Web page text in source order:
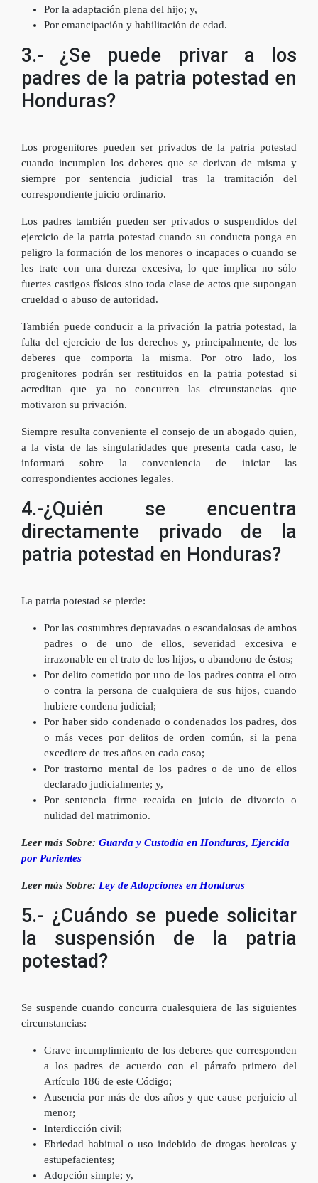
Por la adaptación plena del hijo; y,
Por emancipación y habilitación de edad.
3.- ¿Se puede privar a los
padres de la patria potestad en
Honduras?
Los progenitores pueden ser privados de la patria potestad
cuando incumplen los deberes que se derivan de misma y
siempre por sentencia judicial tras la tramitación del
correspondiente juicio ordinario.
Los padres también pueden ser privados o suspendidos del
ejercicio de la patria potestad cuando su conducta ponga en
peligro la formación de los menores o incapaces o cuando se
les trate con una dureza excesiva, lo que implica no sólo
fuertes castigos físicos sino toda clase de actos que supongan
crueldad o abuso de autoridad.
También puede conducir a la privación la patria potestad, la
falta del ejercicio de los derechos y, principalmente, de los
deberes que comporta la misma. Por otro lado, los
progenitores podrán ser restituidos en la patria potestad si
acreditan que ya no concurren las circunstancias que
motivaron su privación.
Siempre resulta conveniente el consejo de un abogado quien,
a la vista de las singularidades que presenta cada caso, le
informará sobre la conveniencia de iniciar las
correspondientes acciones legales.
4.-¿Quién se encuentra
directamente privado de la
patria potestad en Honduras?
La patria potestad se pierde:
Por las costumbres depravadas o escandalosas de ambos
padres o de uno de ellos, severidad excesiva e
irrazonable en el trato de los hijos, o abandono de éstos;
Por delito cometido por uno de los padres contra el otro
o contra la persona de cualquiera de sus hijos, cuando
hubiere condena judicial;
Por haber sido condenado o condenados los padres, dos
o más veces por delitos de orden común, si la pena
excediere de tres años en cada caso;
Por trastorno mental de los padres o de uno de ellos
declarado judicialmente; y,
Por sentencia firme recaída en juicio de divorcio o
nulidad del matrimonio.
Leer más Sobre: Guarda y Custodia en Honduras, Ejercida
por Parientes
Leer más Sobre: Ley de Adopciones en Honduras
5.- ¿Cuándo se puede solicitar
la suspensión de la patria
potestad?
Se suspende cuando concurra cualesquiera de las siguientes
circunstancias:
Grave incumplimiento de los deberes que corresponden
a los padres de acuerdo con el párrafo primero del
Artículo 186 de este Código;
Ausencia por más de dos años y que cause perjuicio al
menor;
Interdicción civil;
Ebriedad habitual o uso indebido de drogas heroicas y
estupefacientes;
Adopción simple; y,